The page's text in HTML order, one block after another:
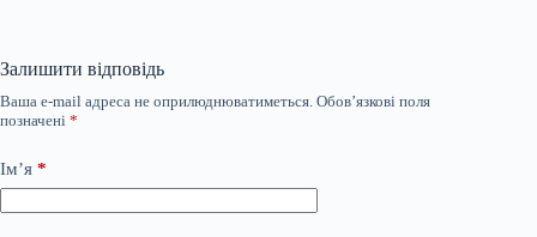
Залишити відповідь
Ваша e-mail адреса не оприлюднюватиметься. Обов’язкові поля
позначені *
Ім’я *